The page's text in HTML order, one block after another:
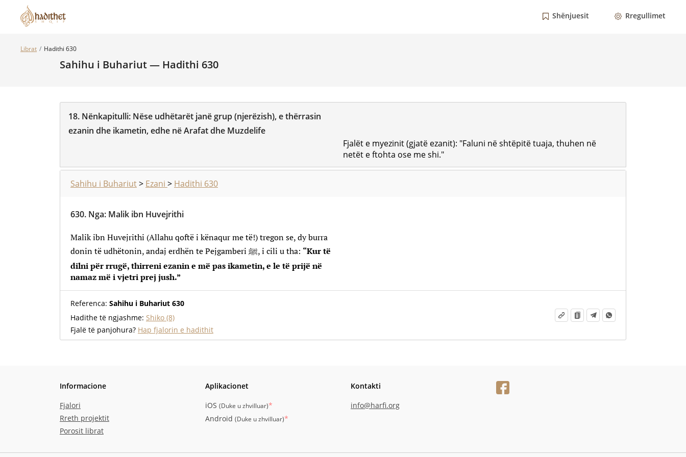
Shënjuesit Rregullimet
Librat Hadithi 630
Sahihu i Buhariut — Hadithi 630
18. Nënkapitulli: Nëse udhëtarët janë grup (njerëzish), e thërrasin
ezanin dhe ikametin, edhe në Arafat dhe Muzdelife
Fjalët e myezinit (gjatë ezanit): "Faluni në shtëpitë tuaja, thuhen në
netët e ftohta ose me shi."
Sahihu i Buhariut> Ezani > Hadithi 630
630. Nga: Malik ibn Huvejrithi
Malik ibn Huvejrithi (Allahu qoftë i kënaqur me të!) tregon se, dy burra
donin të udhëtonin, andaj erdhën te Pejgamberi ﷺ, i cili u tha: “Kur të
dilni për rrugë, thirreni ezanin e më pas ikametin, e le të prijë në
namaz më i vjetri prej jush.”
Referenca: Sahihu i Buhariut 630
Hadithe të ngjashme: Shiko (8)
Fjalë të panjohura? Hap fjalorin e hadithit
Informacione
Fjalori
Rreth projektit
Porosit librat
Aplikacionet
iOS (Duke u zhvilluar)*
Android (Duke u zhvilluar)*
Kontakti
info@harfi.org